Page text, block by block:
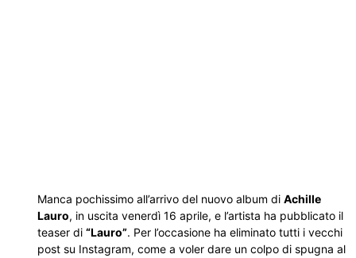
Manca pochissimo all’arrivo del nuovo album di Achille
Lauro, in uscita venerdì 16 aprile, e l’artista ha pubblicato il
teaser di “Lauro”. Per l’occasione ha eliminato tutti i vecchi
post su Instagram, come a voler dare un colpo di spugna al